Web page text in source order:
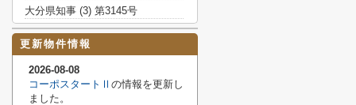
大分県知事 (3) 第3145号
更新物件情報
2026-08-08
コーポスタートⅡ の情報を更新し
ました。